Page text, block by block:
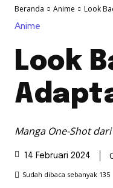
Beranda Anime Look
Anime
Look
Manga One-Shot
14 Februari 2024
Sudah dibaca sebanyak 135